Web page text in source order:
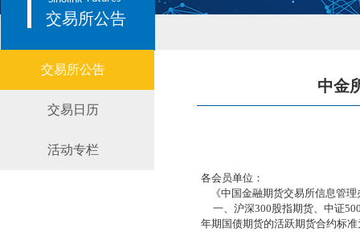
交易所公告
交易所公告
交易日历
活动专栏
中金
各会员单位：
《中国金融期货交易所信息管理
一、沪深300股指期货、中证
年期国债期货的活跃期货合约标